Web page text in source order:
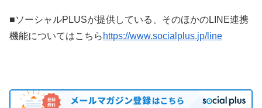
■ソーシャルPLUSが提供している、そのほかのLINE連携
機能についてはこちら https://www.socialplus.jp/line